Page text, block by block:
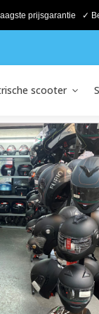
prijsgarantie ✓
scooter